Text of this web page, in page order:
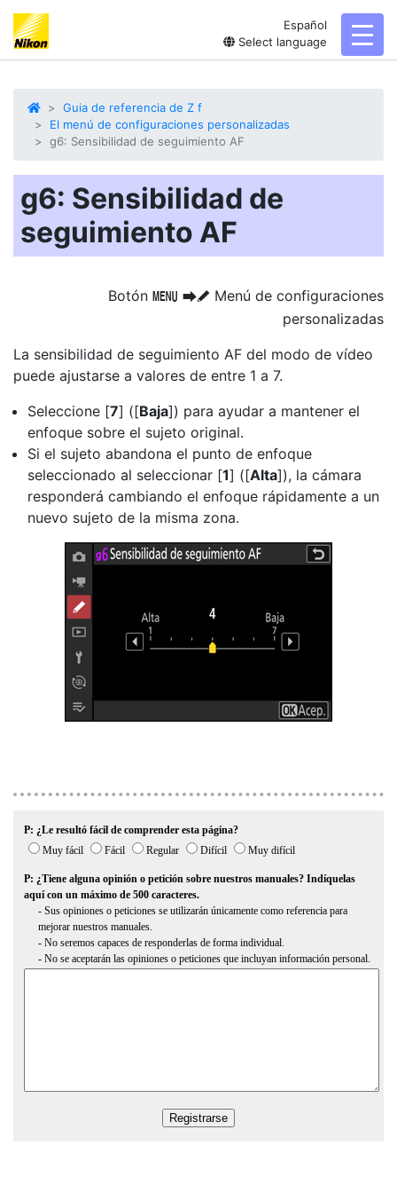
Español
Select language
Guia de referencia de Z f
El menú de configuraciones personalizadas
g6: Sensibilidad de seguimiento AF
g6: Sensibilidad de
seguimiento AF
Botón G UA Menú de configuraciones
personalizadas
La sensibilidad de seguimiento AF del modo de vídeo
puede ajustarse a valores de entre 1 a 7.
Seleccione [7] ([Baja]) para ayudar a mantener el
enfoque sobre el sujeto original.
Si el sujeto abandona el punto de enfoque
seleccionado al seleccionar [1] ([Alta]), la cámara
responderá cambiando el enfoque rápidamente a un
nuevo sujeto de la misma zona.